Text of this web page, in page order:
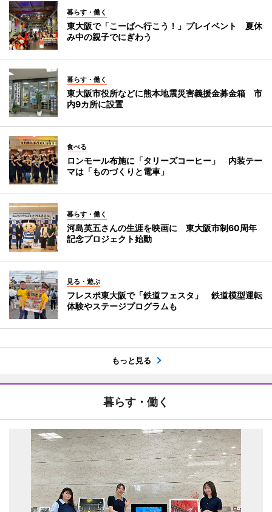
暮らす・働く
東大阪で「こーばへ行こう！」プレイベント 夏休
み中の親子でにぎわう
暮らす・働く
東大阪市役所などに熊本地震災害義援金募金箱 市
内9カ所に設置
食べる
ロンモール布施に「タリーズコーヒー」 内装テー
マは「ものづくりと電車」
暮らす・働く
河島英五さんの生涯を映画に 東大阪市制60周年
記念プロジェクト始動
見る・遊ぶ
フレスポ東大阪で「鉄道フェスタ」 鉄道模型運転
体験やステージプログラムも
もっと見る
暮らす・働く